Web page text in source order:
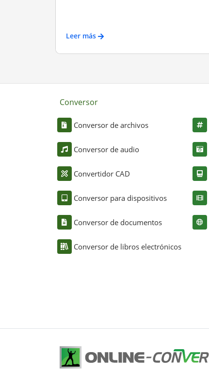
Leer más
Conversor
Conversor de archivos
Conversor de audio
Convertidor CAD
Conversor para dispositivos
Conversor de documentos
Conversor de libros electrónicos